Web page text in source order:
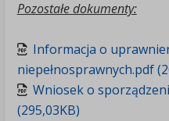
Pozostałe dokumenty:
Informacja o
niepełnosprawnych.pdf
Wniosek o
(295,03KB)